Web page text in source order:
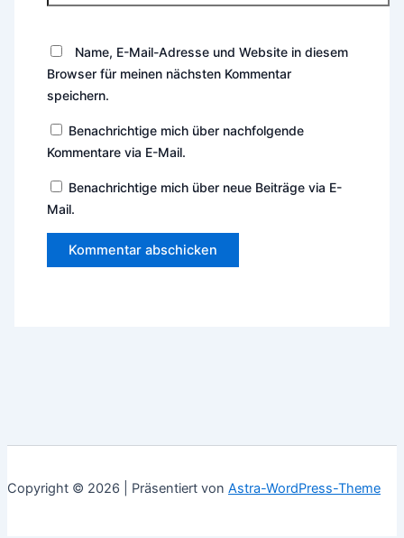
Name, E-Mail-Adresse und Website in diesem
Browser für meinen nächsten Kommentar
speichern.
Benachrichtige mich über nachfolgende
Kommentare via E-Mail.
Benachrichtige mich über neue Beiträge via E-
Mail.
Copyright © 2026 | Präsentiert von Astra-WordPress-Theme